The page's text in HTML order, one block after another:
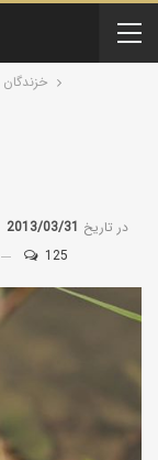
در تاریخ 2013/03/31
125